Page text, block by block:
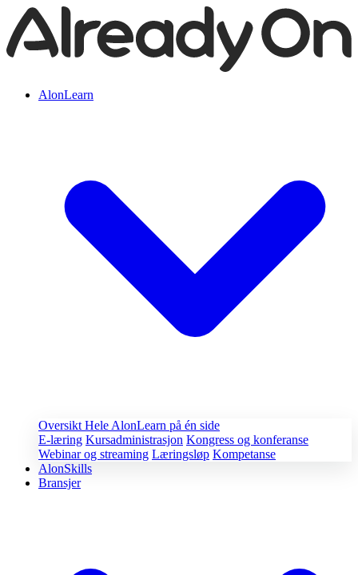
AlonLearn
Oversikt Hele AlonLearn på én side
E-læring Kursadministrasjon Kongress og konferanse
Webinar og streaming Læringsløp Kompetanse
AlonSkills
Bransjer